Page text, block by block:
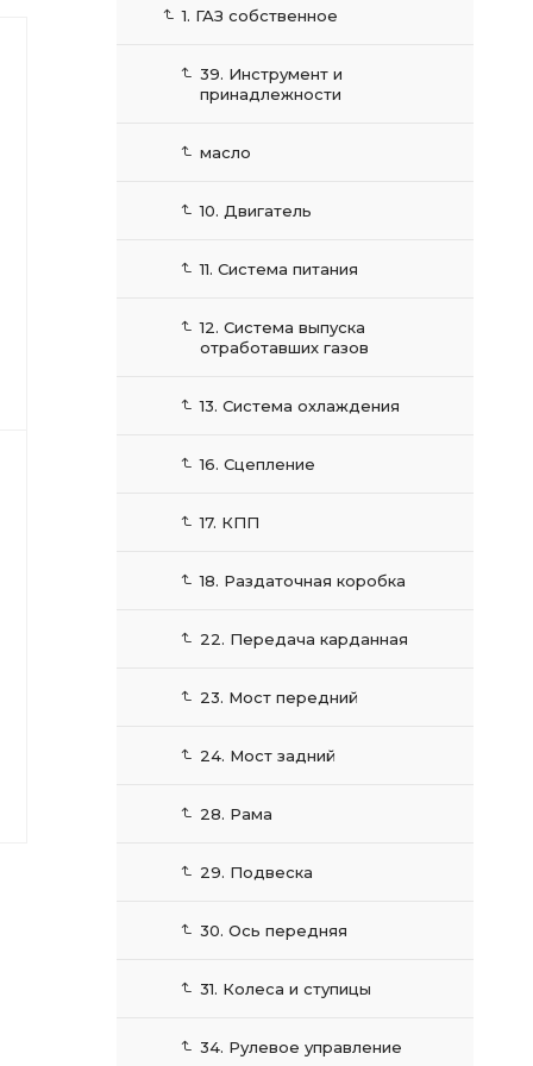
1. ГАЗ собственное
39. Инструмент и
принадлежности
масло
10. Двигатель
11. Система питания
12. Система выпуска
отработавших газов
13. Система охлаждения
16. Сцепление
17. КПП
18. Раздаточная коробка
22. Передача карданная
23. Мост передний
24. Мост задний
28. Рама
29. Подвеска
30. Ось передняя
31. Колеса и ступицы
34. Рулевое управление